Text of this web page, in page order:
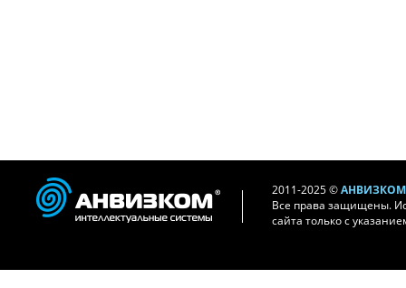
2011-2025 ©
Все права защищены.
сайта только с